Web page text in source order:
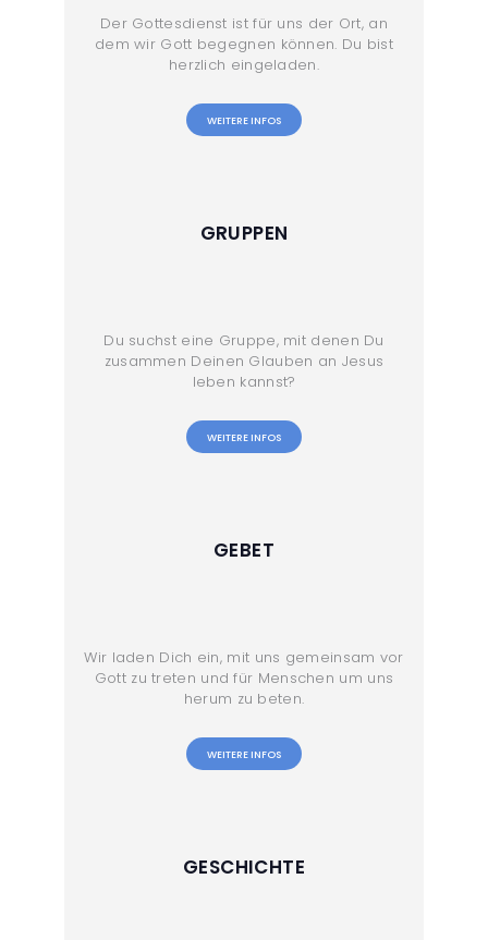
Der Gottesdienst ist für uns der Ort, an
dem wir Gott begegnen können. Du bist
herzlich eingeladen.
WEITERE INFOS
GRUPPEN
Du suchst eine Gruppe, mit denen Du
zusammen Deinen Glauben an Jesus
leben kannst?
WEITERE INFOS
GEBET
Wir laden Dich ein, mit uns gemeinsam vor
Gott zu treten und für Menschen um uns
herum zu beten.
WEITERE INFOS
GESCHICHTE